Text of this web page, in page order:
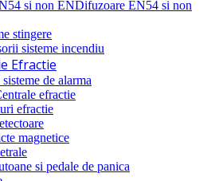
Difuzoare EN54 si non
stingere
sisteme incendiu
Efractie
de alarma
efractie
efractie
magnetice
si pedale de panica